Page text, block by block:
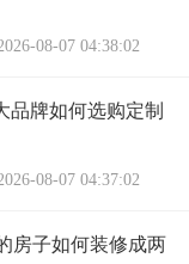
08-07 04:38:02
品牌如何选购定制
08-07 04:37:02
房子如何装修成两